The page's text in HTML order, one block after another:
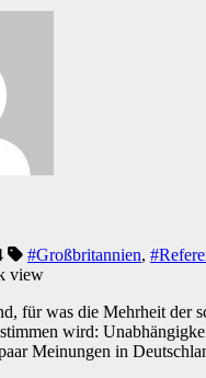
#Großbritannien,
für was die Mehrheit der
wird:
Meinungen in